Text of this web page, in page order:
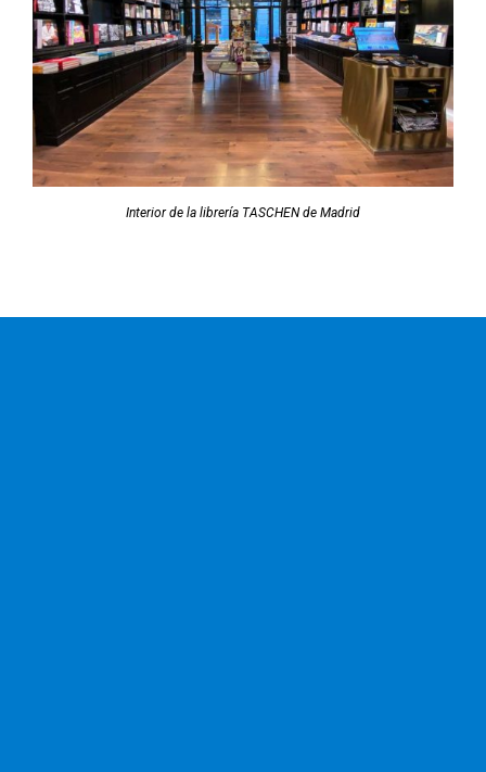
Interior de la librería TASCHEN de Madrid